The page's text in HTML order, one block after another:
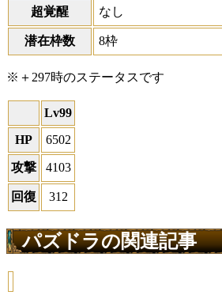
超覚醒 なし
潜在枠数 8枠
※＋297時のステータスです
Lv99
HP
6502
攻撃 4103
回復 312
パズドラの関連記事